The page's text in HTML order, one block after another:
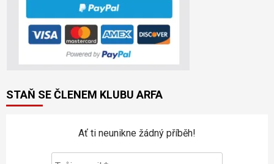
STAŇ SE ČLENEM KLUBU ARFA
Ať ti neunikne žádný příběh!